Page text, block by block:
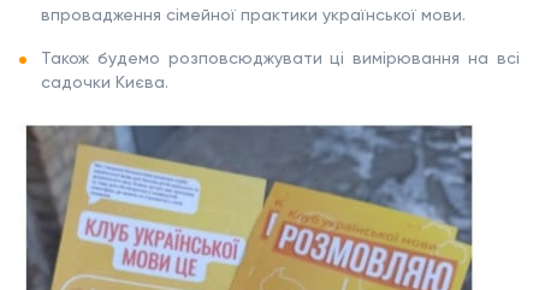
впровадження сімейної практики української мови.
Також будемо розповсюджувати ці вимірювання на всі
садочки Києва.